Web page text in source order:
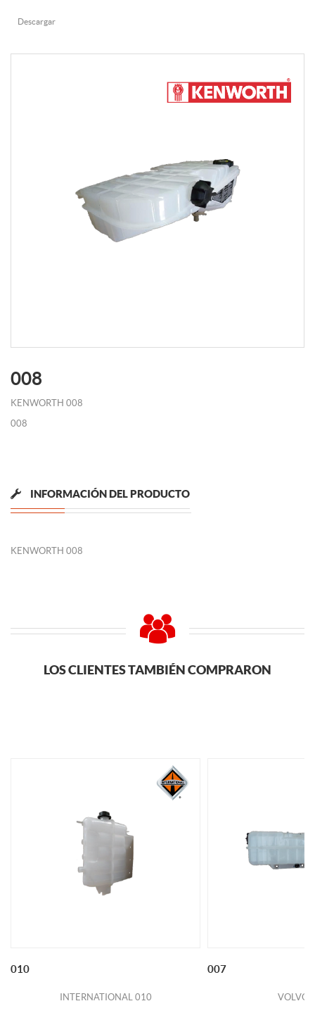
Descargar
008
KENWORTH 008
008
INFORMACIÓN DEL PRODUCTO
KENWORTH 008
LOS CLIENTES TAMBIÉN COMPRARON
010
INTERNATIONAL 010
007
VOLVO